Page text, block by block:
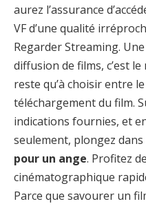
aurez l’assurance
VF d’une qualité
Regarder Streaming.
diffusion de films, c’est
reste qu’à choisir entre
téléchargement du film.
indications fournies, et
seulement, plongez
pour un ange. Profitez
cinématographique
Parce que savourer un